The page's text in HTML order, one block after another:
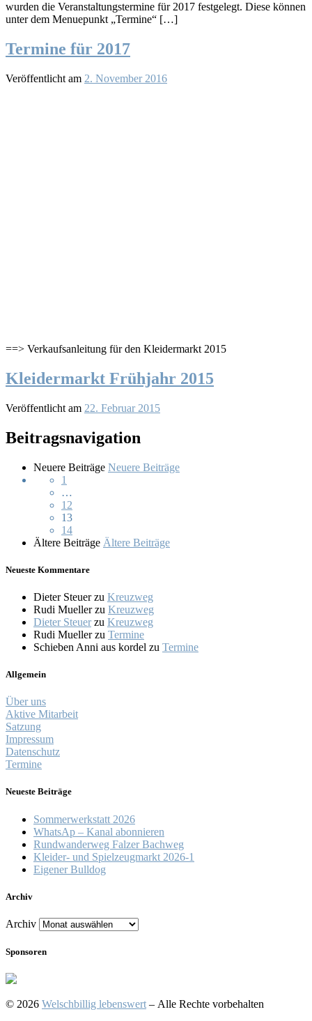
wurden die Veranstaltungstermine für 2017 festgelegt. Diese können
unter dem Menuepunkt „Termine“ […]
Termine für 2017
Veröffentlicht am 2. November 2016
==> Verkaufsanleitung für den Kleidermarkt 2015
Kleidermarkt Frühjahr 2015
Veröffentlicht am 22. Februar 2015
Beitragsnavigation
Neuere Beiträge Neuere Beiträge
1
…
12
13
14
Ältere Beiträge Ältere Beiträge
Neueste Kommentare
Dieter Steuerzu Kreuzweg
Rudi Muellerzu Kreuzweg
Dieter Steuerzu Kreuzweg
Rudi Muellerzu Termine
Schieben Anni aus kordel zu Termine
Allgemein
Über uns
Aktive Mitarbeit
Satzung
Impressum
Datenschutz
Termine
Neueste Beiträge
Sommerwerkstatt 2026
WhatsAp – Kanal abonnieren
Rundwanderweg Falzer Bachweg
Kleider- und Spielzeugmarkt 2026-1
Eigener Bulldog
Archiv
Archiv
Sponsoren
© 2026 Welschbillig lebenswert – Alle Rechte vorbehalten